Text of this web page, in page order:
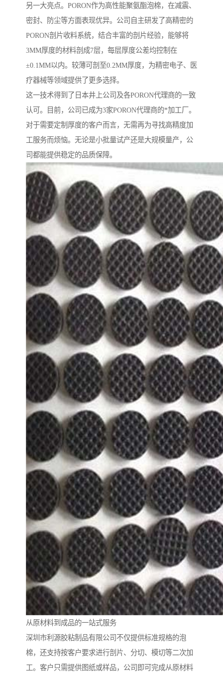
另一大亮点。PORON作为高性能聚氨酯泡棉，在减震、
密封、防尘等方面表现优异。公司自主研发了高精密的
PORON剖片收料系统，结合丰富的剖片经验，能够将
3MM厚度的材料剖成7层，每层厚度公差均控制在
±0.1MM以内。较薄可剖至0.2MM厚度，为精密电子、医
疗器械等领域提供了更多选择。
这一技术得到了日本井上公司及各PORON代理商的一致
认可。目前，公司已成为3家PORON代理商的*加工厂。
对于需要定制厚度的客户而言，无需再为寻找高精度加
工服务而烦恼。无论是小批量试产还是大规模量产，公
司都能提供稳定的品质保障。
从原材料到成品的一站式服务
深圳市利源胶粘制品有限公司不仅提供标准规格的泡
棉，还支持按客户要求进行剖片、分切、模切等二次加
工。客户只需提供图纸或样品，公司即可完成从原材料